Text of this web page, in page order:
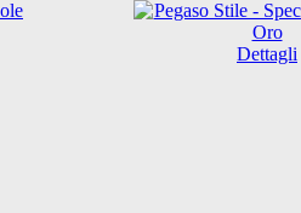
Dettagli